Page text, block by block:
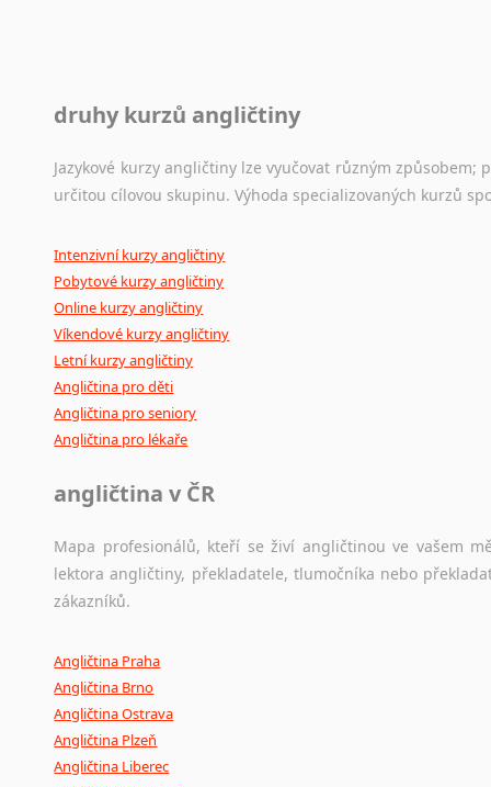
druhy kurzů angličtiny
Jazykové kurzy angličtiny lze vyučovat různým
určitou cílovou skupinu. Výhoda specializovaných kurzů
Intenzivní kurzy angličtiny
Pobytové kurzy angličtiny
Online kurzy angličtiny
Víkendové kurzy angličtiny
Letní kurzy angličtiny
Angličtina pro děti
Angličtina pro seniory
Angličtina pro lékaře
angličtina v ČR
Mapa profesionálů, kteří se živí angličtinou ve vašem
lektora angličtiny, překladatele, tlumočníka nebo
zákazníků.
Angličtina Praha
Angličtina Brno
Angličtina Ostrava
Angličtina Plzeň
Angličtina Liberec